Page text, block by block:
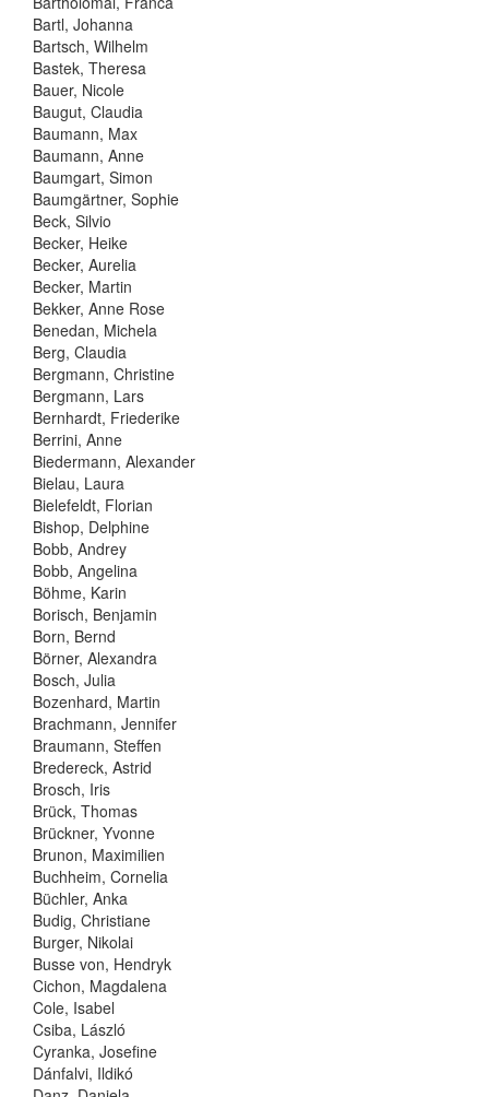
Bartl, Johanna
Bartsch, Wilhelm
Bastek, Theresa
Bauer, Nicole
Baugut, Claudia
Baumann, Max
Baumann, Anne
Baumgart, Simon
Baumgärtner, Sophie
Beck, Silvio
Becker, Heike
Becker, Aurelia
Becker, Martin
Bekker, Anne Rose
Benedan, Michela
Berg, Claudia
Bergmann, Christine
Bergmann, Lars
Bernhardt, Friederike
Berrini, Anne
Biedermann, Alexander
Bielau, Laura
Bielefeldt, Florian
Bishop, Delphine
Bobb, Andrey
Bobb, Angelina
Böhme, Karin
Borisch, Benjamin
Born, Bernd
Börner, Alexandra
Bosch, Julia
Bozenhard, Martin
Brachmann, Jennifer
Braumann, Steffen
Bredereck, Astrid
Brosch, Iris
Brück, Thomas
Brückner, Yvonne
Brunon, Maximilien
Buchheim, Cornelia
Büchler, Anka
Budig, Christiane
Burger, Nikolai
Busse von, Hendryk
Cichon, Magdalena
Cole, Isabel
Csiba, László
Cyranka, Josefine
Dánfalvi, Ildikó